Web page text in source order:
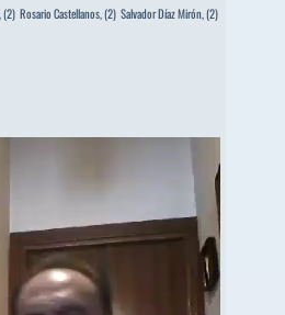
(2) Rosario Castellanos, (2) Salvador Díaz Mirón, (2)